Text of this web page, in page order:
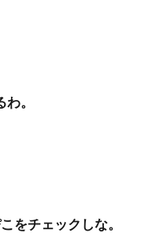
。
をチェックしな。